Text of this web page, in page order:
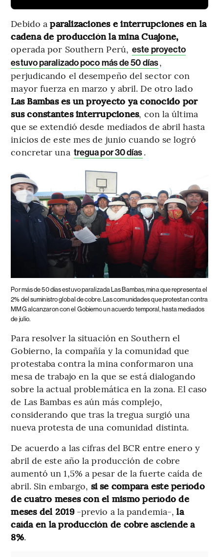
Debido aparalizaciones e interrupciones en la
cadena de producción la mina Cuajone,
operada por Southern Perú, este proyecto
estuvo paralizado poco más de 50 días,
perjudicando el desempeño del sector con
mayor fuerza en marzo y abril. De otro lado
Las Bambas es un proyecto ya conocido por
sus constantes interrupciones, con la última
que se extendió desde mediados de abril hasta
inicios de este mes de junio cuando se logró
concretar una tregua por 30 días.
Por más de 50 días estuvo paralizada Las Bambas, mina que representa el
2% del suministro global de cobre. Las comunidades que protestan contra
MMG alcanzaron con el Gobierno un acuerdo temporal, hasta mediados
de julio.
Para resolver la situación en Southern el
Gobierno, la compañía y la comunidad que
protestaba contra la mina conformaron una
mesa de trabajo en la que se está dialogando
sobre la actual problemática en la zona. El caso
de Las Bambas es aún más complejo,
considerando que tras la tregua surgió una
nueva protesta de una comunidad distinta.
De acuerdo a las cifras del BCR entre enero y
abril de este año la producción de cobre
aumentó un 1,5% a pesar de la fuerte caída de
abril. Sin embargo, si se compara este período
de cuatro meses con el mismo período de
meses del 2019-previo a la pandemia-,la
caída en la producción de cobre asciende a
8%.